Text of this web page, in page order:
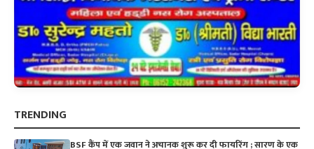
TRENDING
BSF कैंप में एक जवान ने अचानक शुरू कर दी फायरिंग ; सारण के एक